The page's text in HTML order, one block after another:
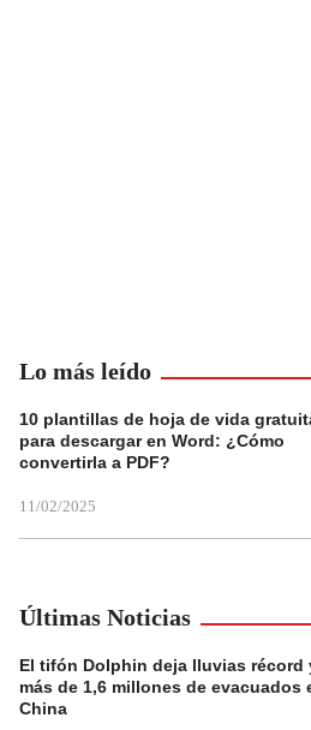
Lo más leído
10 plantillas de hoja de vida
para descargar en Word: ¿Cómo
convertirla a PDF?
11/02/2025
Últimas Noticias
El tifón Dolphin deja lluvias récord
más de 1,6 millones de evacuados
China